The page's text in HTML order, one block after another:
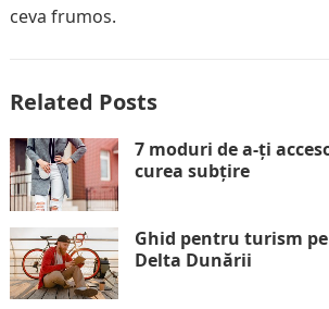
ceva frumos.
Related Posts
7 moduri de a-ți
curea subțire
Ghid pentru turism
Delta Dunării